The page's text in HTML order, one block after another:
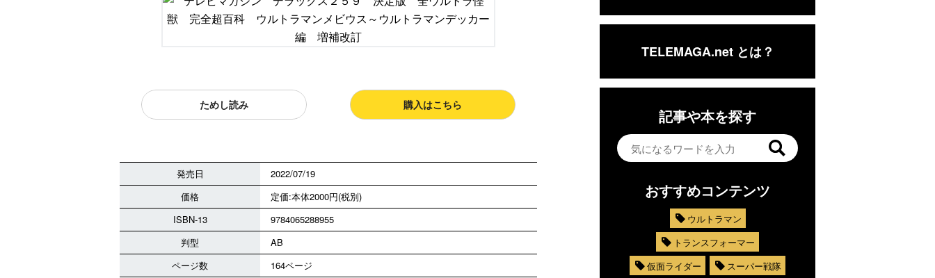
ためし読み 購入はこちら
発売日
2022/07/19
価格
定価:本体2000円(税別)
ISBN-13
9784065288955
判型
AB
ページ数
164ページ
TELEMAGA.net とは？
記事や本を探す
おすすめコンテンツ
ウルトラマン
トランスフォーマー
仮面ライダー
スーパー戦隊